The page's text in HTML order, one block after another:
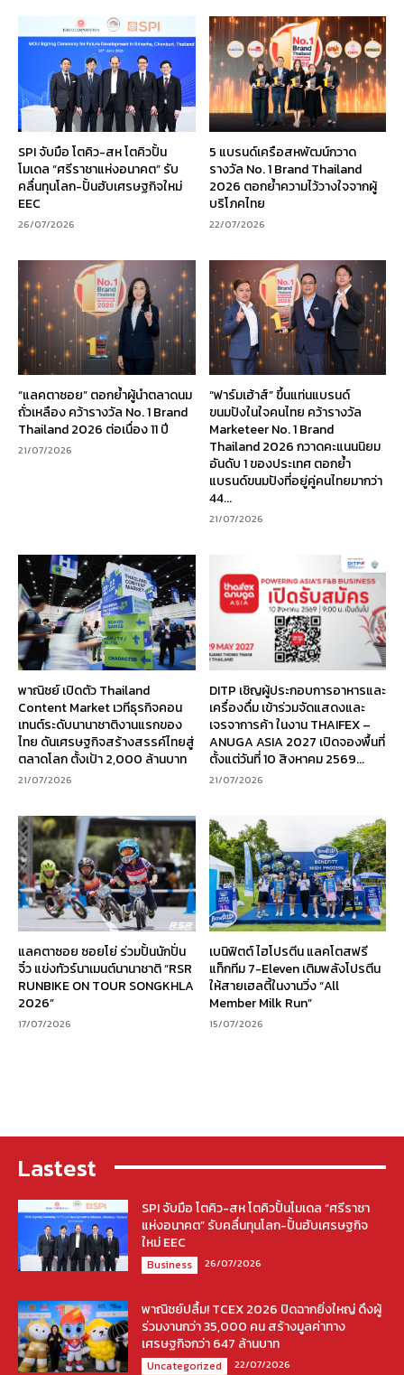
SPI จับมือ โตคิว-สห โตคิวปั้น
โมเดล “ศรีราชาแห่งอนาคต” รับ
คลื่นทุนโลก-ปั้นฮับเศรษฐกิจใหม่
EEC
26/07/2026
5 แบรนด์เครือสหพัฒน์กวาด
รางวัล No. 1 Brand Thailand
2026 ตอกย้ำความไว้วางใจจากผู้
บริโภคไทย
22/07/2026
“แลคตาซอย” ตอกย้ำผู้นำตลาดนม
ถั่วเหลือง คว้ารางวัล No. 1 Brand
Thailand 2026 ต่อเนื่อง 11 ปี
21/07/2026
“ฟาร์มเฮ้าส์” ขึ้นแท่นแบรนด์
ขนมปังในใจคนไทย คว้ารางวัล
Marketeer No. 1 Brand
Thailand 2026 กวาดคะแนนนิยม
อันดับ 1 ของประเทศ ตอกย้ำ
แบรนด์ขนมปังที่อยู่คู่คนไทยมากว่า
44...
21/07/2026
พาณิชย์ เปิดตัว Thailand
Content Market เวทีธุรกิจคอน
เทนต์ระดับนานาชาติงานแรกของ
ไทย ดันเศรษฐกิจสร้างสรรค์ไทยสู่
ตลาดโลก ตั้งเป้า 2,000 ล้านบาท
21/07/2026
DITP เชิญผู้ประกอบการอาหารและ
เครื่องดื่ม เข้าร่วมจัดแสดงและ
เจรจาการค้า ในงาน THAIFEX –
ANUGA ASIA 2027 เปิดจองพื้นที่
ตั้งแต่วันที่ 10 สิงหาคม 2569...
21/07/2026
แลคตาซอย ซอยโย่ ร่วมปั้นนักปั่น
จิ๋ว แข่งทัวร์นาเมนต์นานาชาติ “RSR
RUNBIKE ON TOUR SONGKHLA
2026”
17/07/2026
เบนิฟิตต์ ไฮโปรตีน แลคโตสฟรี
แท็กทีม 7-Eleven เติมพลังโปรตีน
ให้สายเฮลตี้ในงานวิ่ง “All
Member Milk Run”
15/07/2026
Lastest
SPI จับมือ โตคิว-สห โตคิวปั้นโมเดล “ศรีราชา
แห่งอนาคต” รับคลื่นทุนโลก-ปั้นฮับเศรษฐกิจ
ใหม่ EEC
Business 26/07/2026
พาณิชย์ปลื้ม! TCEX 2026 ปิดฉากยิ่งใหญ่ ดึงผู้
ร่วมงานกว่า 35,000 คน สร้างมูลค่าทาง
เศรษฐกิจกว่า 647 ล้านบาท
Uncategorized 22/07/2026